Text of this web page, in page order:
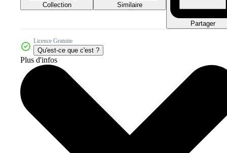
Collection Similaire
Partager
Licence Gratuite
Qu'est-ce que c'est ?
Plus d'infos